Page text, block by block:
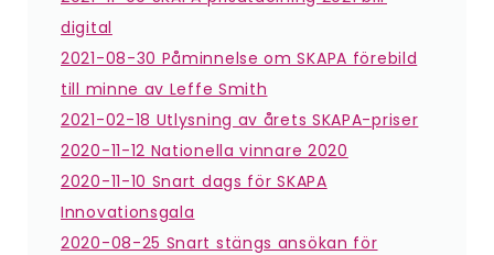
digital
2021-08-30 Påminnelse om SKAPA förebild
till minne av Leffe Smith
2021-02-18 Utlysning av årets SKAPA-priser
2020-11-12 Nationella vinnare 2020
2020-11-10 Snart dags för SKAPA
Innovationsgala
2020-08-25 Snart stängs ansökan för